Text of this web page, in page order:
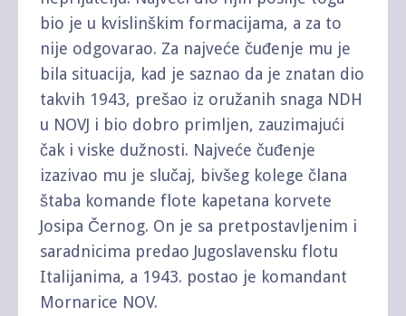
bio je u kvislinškim formacijama, a za to
nije odgovarao. Za najveće čuđenje mu je
bila situacija, kad je saznao da je znatan dio
takvih 1943, prešao iz oružanih snaga NDH
u NOVJ i bio dobro primljen, zauzimajući
čak i viske dužnosti. Najveće čuđenje
izazivao mu je slučaj, bivšeg kolege člana
štaba komande flote kapetana korvete
Josipa Černog. On je sa pretpostavljenim i
saradnicima predao Jugoslavensku flotu
Italijanima, a 1943. postao je komandant
Mornarice NOV.